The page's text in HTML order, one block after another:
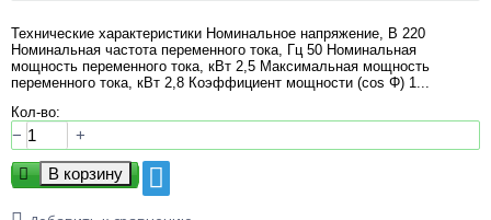
Технические характеристики Номинальное напряжение, В 220
Номинальная частота переменного тока, Гц 50 Номинальная
мощность переменного тока, кВт 2,5 Максимальная мощность
переменного тока, кВт 2,8 Коэффициент мощности (cos Φ) 1...
Кол-во:
− +